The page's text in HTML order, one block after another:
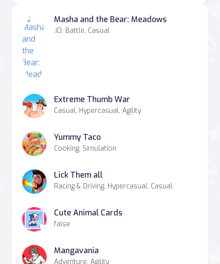
Masha and the Bear: Meadows
.IO, Battle, Casual
Extreme Thumb War
Casual, Hypercasual, Agility
Yummy Taco
Cooking, Simulation
Lick Them all
Racing & Driving, Hypercasual, Casual
Cute Animal Cards
false
Mangavania
Adventure, Agility